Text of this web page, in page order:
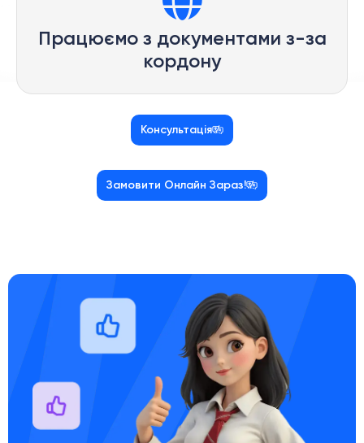
Працюємо з документами з-за
кордону
Консультація
Замовити Онлайн Зараз!